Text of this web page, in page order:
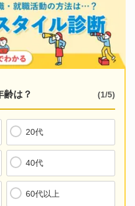
ブライダル、葬祭など
ム
ナリスト、プロデューサーなど
パレル・デザイン)
・金融・不動産)
ー、FP、不動産管理など
SE・インフラ)
・半導体・制御)
究、検査、製品評価など
術職
チェンジ
齢は？ (1/5)
20代
40代
60代以上